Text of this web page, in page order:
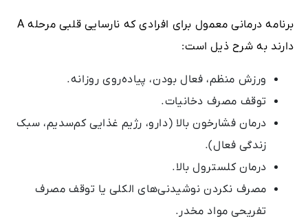
برنامه درمانی معمول برای افرادی که نارسایی قلبی مرحله A
دارند به شرح ذیل است:
ورزش منظم، فعال بودن، پیاده‌روی روزانه.
توقف مصرف دخانیات.
درمان فشارخون بالا (دارو، رژیم غذایی کم‌سدیم، سبک
زندگی فعال).
درمان کلسترول بالا.
مصرف نکردن نوشیدنی‌های الکلی یا توقف مصرف
تفریحی مواد مخدر.